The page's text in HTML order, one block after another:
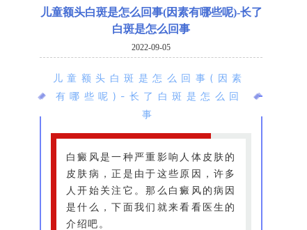
儿童额头白斑是怎么回事(因素有哪些呢)-长了
白斑是怎么回事
2022-09-05
儿童额头白斑是怎么回事(因素
有哪些呢)-长了白斑是怎么回
事
白癜风是一种严重影响人体皮肤的
皮肤病，正是由于这些原因，许多
人开始关注它。那么白癜风的病因
是什么，下面我们就来看看医生的
介绍吧。